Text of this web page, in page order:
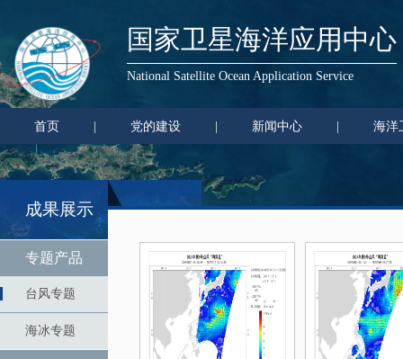
国家卫星海洋应用中心
National Satellite Ocean Application Service
首页 党的建设 新闻中心 海洋
成果展示
专题产品
台风专题
海冰专题